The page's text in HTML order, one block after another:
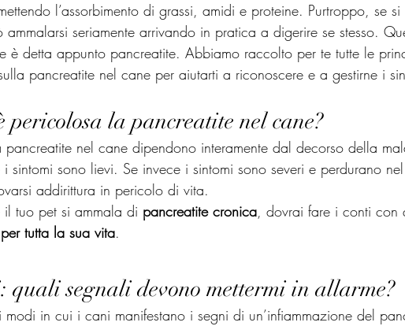
l’assorbimento di grassi, amidi e proteine. Purtroppo, se
ammalarsi seriamente arrivando in pratica a digerire se stesso.
è detta appunto pancreatite. Abbiamo raccolto per te tutte le
pancreatite nel cane per aiutarti a riconoscere e a gestirne i
pericolosa la pancreatite nel cane?
pancreatite nel cane dipendono interamente dal decorso della
i sintomi sono lievi. Se invece i sintomi sono severi e perdurano
addirittura in pericolo di vita.
il tuo pet si ammala di pancreatite cronica, dovrai fare i conti con
per tutta la sua vita.
quali segnali devono mettermi in allarme?
modi in cui i cani manifestano i segni di un’infiammazione del